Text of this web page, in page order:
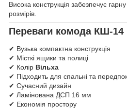
Висока конструкція забезпечує
розмірів.
Переваги комода КШ-14
✔ Вузька компактна конструкція
✔ Місткі ящики та полиці
✔ Колір Вільха
✔ Підходить для спальні та
✔ Сучасний дизайн
✔ Ламінована ДСП 16 мм
✔ Економія простору